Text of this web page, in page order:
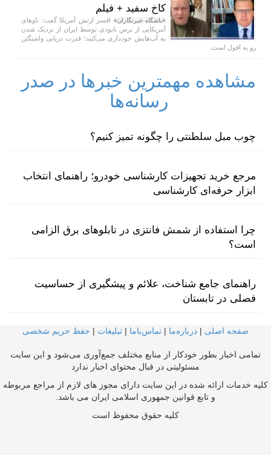
کاخ سفید + فیلم
«باشگاه خبرنگاران» افسر ارتش آمریکا گفت: ناو‌های
آمریکایی از ترس نابودی توسط ایران از نزدیک شدن
به آب‌هایش خودداری می‌کنند؛ قدرت دریایی واشنگتن
رو به افول است.
مشاهده مهمترین خبرها در صدر
رسانه‌ها
چوب مبل سلطنتی را چگونه تمیز کنیم؟
مرجع خرید تجهیزات کارشناسی خودرو؛ راهنمای انتخاب
ابزار حرفه‌ای کارشناسی
چرا استفاده از شمش فانتزی در تابلوهای برق الزامی
است؟
راهنمای جامع شناخت، علائم و پیشگیری از حساسیت
فصلی در تابستان
صفحه اصلی | درباره‌ما | تماس‌با‌ما | تبلیغات | حفظ حریم شخصی
تمامی اخبار بطور خودکار از منابع مختلف جمع‌آوری می‌شود و این سایت
مسئولیتی در قبال محتوای اخبار ندارد
کلیه خدمات ارائه شده در این سایت دارای مجوز های لازم از مراجع مربوطه
و تابع قوانین جمهوری اسلامی ایران می باشد.
کلیه حقوق محفوظ است